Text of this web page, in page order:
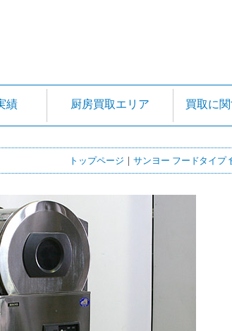
績 厨房買取エリア 買取に
トップページ | サンヨー フードタイプ